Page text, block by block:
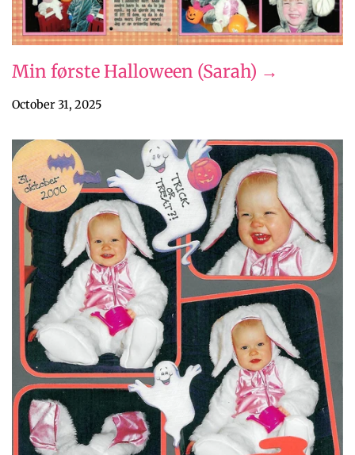
Min første Halloween (Sarah) →
October 31, 2025